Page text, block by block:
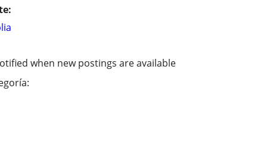
when new postings are available